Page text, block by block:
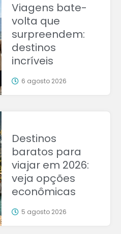
Viagens bate-
volta que
surpreendem:
destinos
incríveis
6 agosto 2026
Destinos
baratos para
viajar em 2026:
veja opções
econômicas
5 agosto 2026